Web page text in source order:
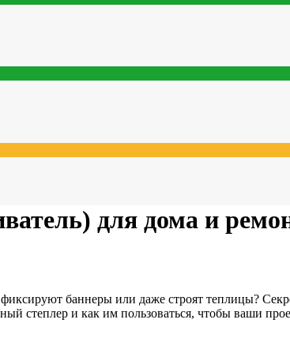
для дома и
баннеры или даже строят теплицы?
степлер и как им пользоваться, чтобы ваши